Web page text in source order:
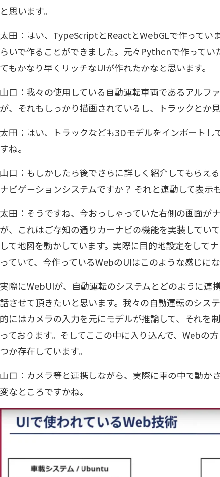
と思います。
太田：はい、TypeScriptとReactとWebGLで作ってい
らいで作ることができました。元々Pythonで作って
てもかなり早くリッチなUIが作れたかなと思います。
山口：我々の使用している自動運転車両であるアルフ
が、それもしっかり描画されているし、トラックとか
太田：はい、トラックなども3Dモデルをインポートし
すね。
山口：もしかしたら後でさらに詳しく紹介してもらえ
ナビゲーションシステムですか？ それと連動して表示
太田：そうですね、今おっしゃっていた右側の画面が
が、これはご存知の通りカーナビの機能を実装してい
して地図を動かしています。実際に目的地設定をして
っていて、今作っているWebのUIはこのような感じに
実際にWebUIが、自動運転のシステムとどのように連
話させて頂きたいと思います。我々の自動運転のシス
的にはカメラの入力を元にモデルが推論して、それを
っております。そしてここの中に入り込んで、Webの
つか存在しています。
山口：カメラ等と連携しながら、実際に車の中で動か
変なところですかね。